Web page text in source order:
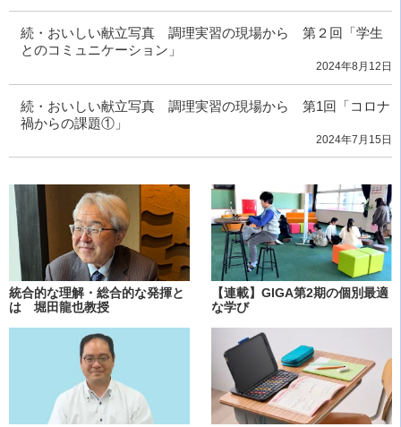
続・おいしい献立写真 調理実習の現場から 第２回「学生
とのコミュニケーション」
2024年8月12日
続・おいしい献立写真 調理実習の現場から 第1回「コロナ
禍からの課題①」
2024年7月15日
統合的な理解・総合的な発揮と
は 堀田龍也教授
【連載】GIGA第2期の個別最適
な学び